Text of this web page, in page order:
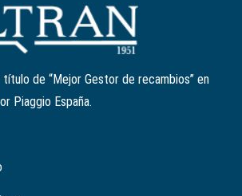
variador 21x17mm 11 2gr
842870
3,67
original
era:
El
actual
de “Mejor Gestor de recambios” en
Piaggio España.